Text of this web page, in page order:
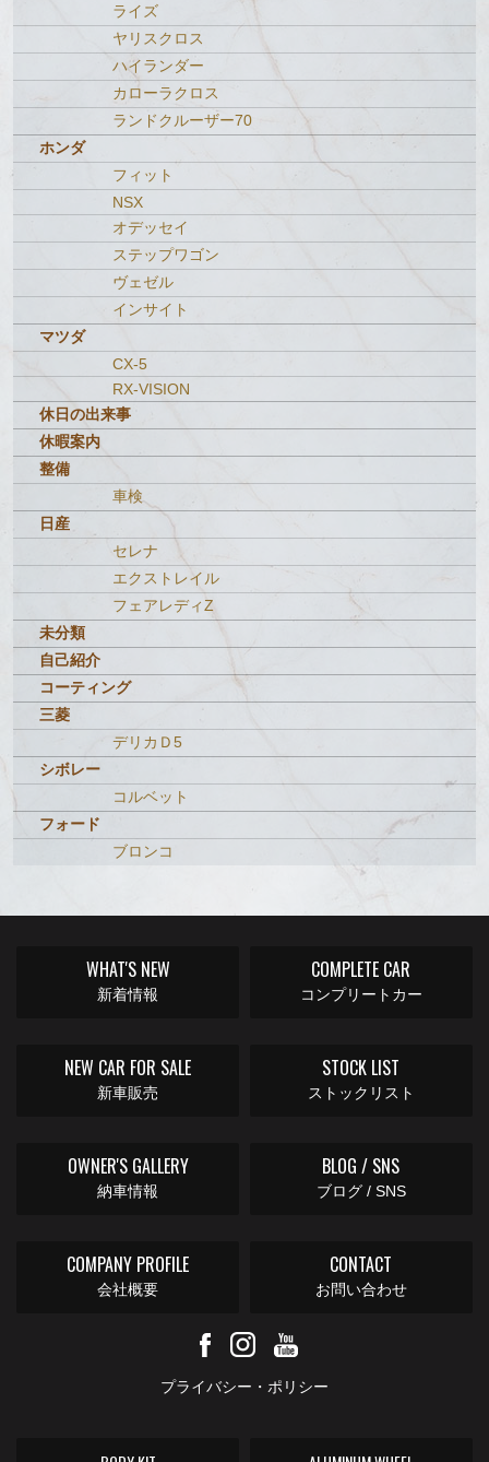
ライズ
ヤリスクロス
ハイランダー
カローラクロス
ランドクルーザー70
ホンダ
フィット
NSX
オデッセイ
ステップワゴン
ヴェゼル
インサイト
マツダ
CX-5
RX-VISION
休日の出来事
休暇案内
整備
車検
日産
セレナ
エクストレイル
フェアレディZ
未分類
自己紹介
コーティング
三菱
デリカＤ5
シボレー
コルベット
フォード
ブロンコ
WHAT'S NEW
新着情報
COMPLETE CAR
コンプリートカー
NEW CAR FOR SALE
新車販売
STOCK LIST
ストックリスト
OWNER'S GALLERY
納車情報
BLOG / SNS
ブログ / SNS
COMPANY PROFILE
会社概要
CONTACT
お問い合わせ
プライバシー・ポリシー